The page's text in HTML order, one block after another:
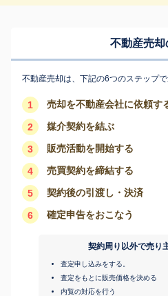
不動産売却
不動産売却は、下記の6つのステップで
1 売却を不動産会社に依頼す
2 媒介契約を結ぶ
3 販売活動を開始する
4 売買契約を締結する
5 契約後の引渡し・決済
6 確定申告をおこなう
契約周り以外で売り
査定申し込みをする。
査定をもとに販売価格を決める
内覧の対応を行う